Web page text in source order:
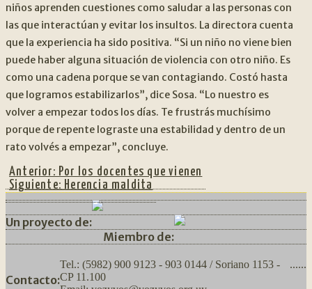
niños aprenden cuestiones como saludar a las personas con
las que interactúan y evitar los insultos. La directora cuenta
que la experiencia ha sido positiva. “Si un niño no viene bien
puede haber alguna situación de violencia con otro niño. Es
como una cadena porque se van contagiando. Costó hasta
que logramos estabilizarlos”, dice Sosa. “Lo nuestro es
volver a empezar todos los días. Te frustrás muchísimo
porque de repente lograste una estabilidad y dentro de un
rato volvés a empezar”, concluye.
Anterior: Por los docentes que vienen
Siguiente: Herencia maldita
Un proyecto de:
Miembro de:
Contacto:
Tel.: (5982) 900 9123 - 903 0144 / Soriano 1153 -
CP 11.100
......